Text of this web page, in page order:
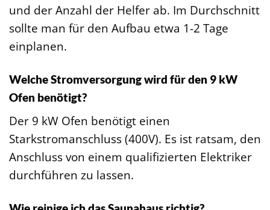
und der Anzahl der Helfer ab. Im Durchschnitt
sollte man für den Aufbau etwa 1-2 Tage
einplanen.
Welche Stromversorgung wird für den 9 kW
Ofen benötigt?
Der 9 kW Ofen benötigt einen
Starkstromanschluss (400V). Es ist ratsam, den
Anschluss von einem qualifizierten Elektriker
durchführen zu lassen.